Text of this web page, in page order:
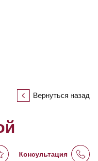
Вернуться назад
Консультация